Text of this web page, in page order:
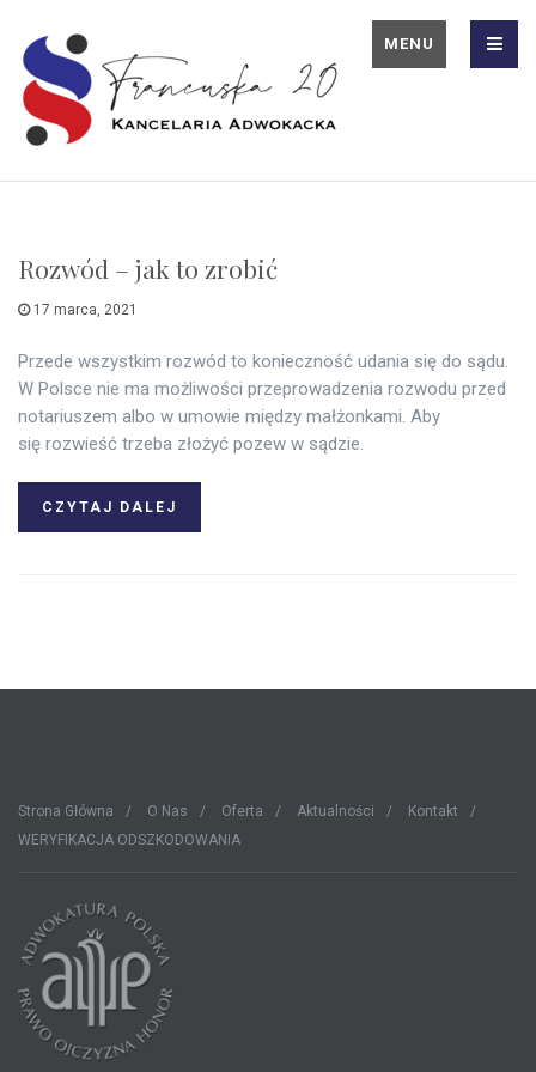
MENU
Rozwód – jak to zrobić
17 marca, 2021
Przede wszystkim rozwód to konieczność udania się do sądu.
W Polsce nie ma możliwości przeprowadzenia rozwodu przed
notariuszem albo w umowie między małżonkami. Aby
się rozwieść trzeba złożyć pozew w sądzie.
CZYTAJ DALEJ
Strona Główna O Nas Oferta Aktualności
Kontakt
WERYFIKACJA ODSZKODOWANIA